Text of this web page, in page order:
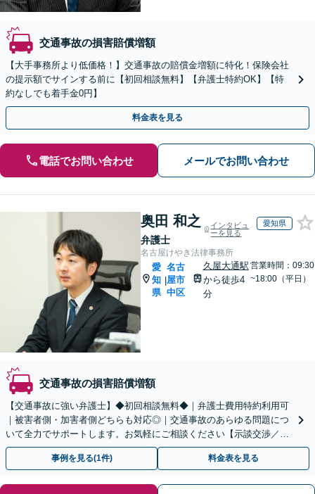
交通事故の損害賠償増額
【大手事務所より低価格！】交通事故の賠償金増額に特化！保険会社
の提示額でサインする前に【初回相談無料】【弁護士特約OK】【特
約なしでも着手金0円】
料金表を見る
電話でお問い合わせ メールでお問い合わせ
奥田 和之
弁護士
インタビュ
ーを見る
愛知県
名古屋けやき法律事務所
愛
知
県
|
名古
屋市
中区
久屋大通駅
から徒歩4
分
営業時間：09:30
~18:00（平日）
交通事故の損害賠償増額
【交通事故に強い弁護士】◆初回相談無料◆｜弁護士費用特約利用可
｜被害者側・加害者側どちらも対応◎｜交通事故のあらゆる問題につ
いて全力でサポートします。お気軽にご相談ください【示談交渉／裁
判／被害者請求／後遺障害等級】
事例を見る(1件) 料金表を見る